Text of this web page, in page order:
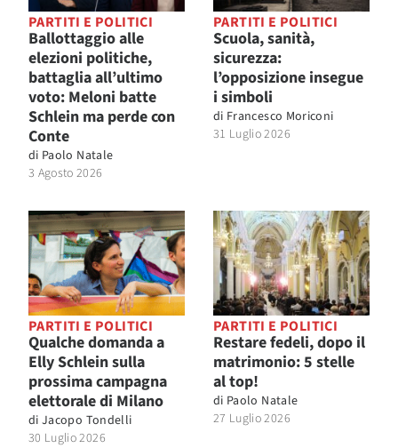
PARTITI E POLITICI
Ballottaggio alle
elezioni politiche,
battaglia all’ultimo
voto: Meloni batte
Schlein ma perde con
Conte
di Paolo Natale
3 Agosto 2026
PARTITI E POLITICI
Scuola, sanità,
sicurezza:
l’opposizione insegue
i simboli
di Francesco Moriconi
31 Luglio 2026
PARTITI E POLITICI
Qualche domanda a
Elly Schlein sulla
prossima campagna
elettorale di Milano
di Jacopo Tondelli
30 Luglio 2026
PARTITI E POLITICI
Restare fedeli, dopo il
matrimonio: 5 stelle
al top!
di Paolo Natale
27 Luglio 2026